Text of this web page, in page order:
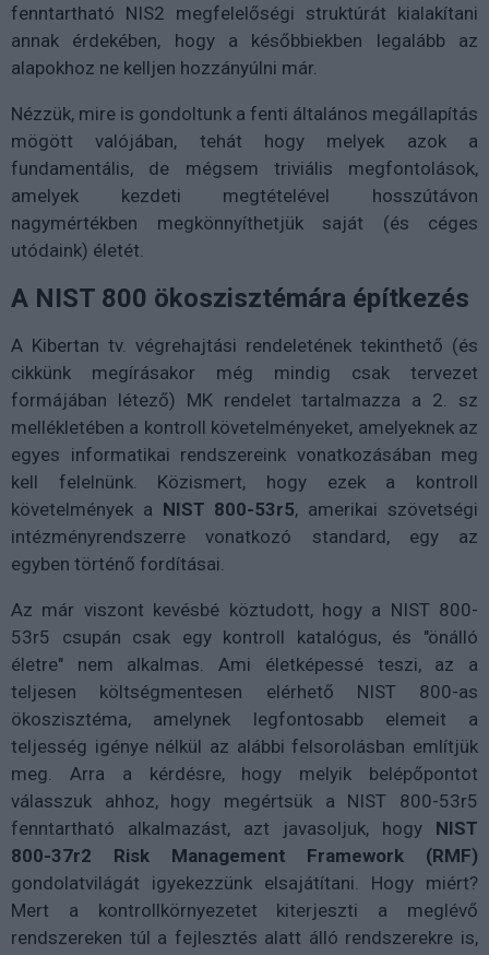
fenntartható NIS2 megfelelőségi struktúrát kialakítani
annak érdekében, hogy a későbbiekben legalább az
alapokhoz ne kelljen hozzányúlni már.
Nézzük, mire is gondoltunk a fenti általános megállapítás
mögött valójában, tehát hogy melyek azok a
fundamentális, de mégsem triviális megfontolások,
amelyek kezdeti megtételével hosszútávon
nagymértékben megkönnyíthetjük saját (és céges
utódaink) életét.
A NIST 800 ökoszisztémára építkezés
A Kibertan tv. végrehajtási rendeletének tekinthető (és
cikkünk megírásakor még mindig csak tervezet
formájában létező) MK rendelet tartalmazza a 2. sz
mellékletében a kontroll követelményeket, amelyeknek az
egyes informatikai rendszereink vonatkozásában meg
kell felelnünk. Közismert, hogy ezek a kontroll
követelmények a NIST 800-53r5, amerikai szövetségi
intézményrendszerre vonatkozó standard, egy az
egyben történő fordításai.
Az már viszont kevésbé köztudott, hogy a NIST 800-
53r5 csupán csak egy kontroll katalógus, és "önálló
életre" nem alkalmas. Ami életképessé teszi, az a
teljesen költségmentesen elérhető NIST 800-as
ökoszisztéma, amelynek legfontosabb elemeit a
teljesség igénye nélkül az alábbi felsorolásban említjük
meg. Arra a kérdésre, hogy melyik belépőpontot
válasszuk ahhoz, hogy megértsük a NIST 800-53r5
fenntartható alkalmazást, azt javasoljuk, hogy NIST
800-37r2 Risk Management Framework (RMF)
gondolatvilágát igyekezzünk elsajátítani. Hogy miért?
Mert a kontrollkörnyezetet kiterjeszti a meglévő
rendszereken túl a fejlesztés alatt álló rendszerekre is,